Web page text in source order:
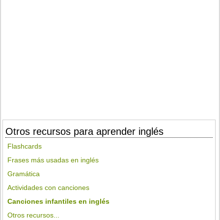
Otros recursos para aprender inglés
Flashcards
Frases más usadas en inglés
Gramática
Actividades con canciones
Canciones infantiles en inglés
Otros recursos...